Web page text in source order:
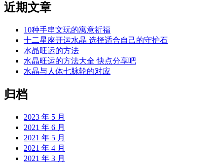
近期文章
10种手串文玩的寓意祈福
十二星座开运水晶 选择适合自己的守护石
水晶旺运的方法
水晶旺运的方法大全 快点分享吧
水晶与人体七脉轮的对应
归档
2023 年 5 月
2021 年 6 月
2021 年 5 月
2021 年 4 月
2021 年 3 月